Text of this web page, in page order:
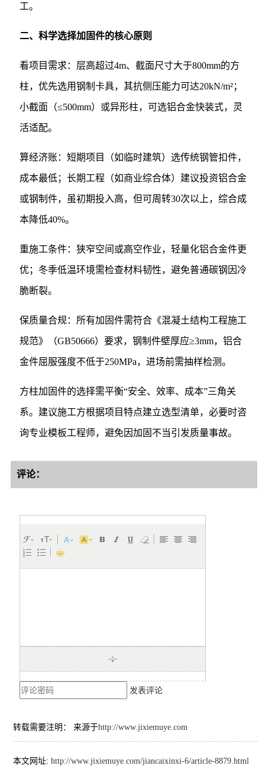
工。
二、科学选择加固件的核心原则
看项目需求：层高超过4m、截面尺寸大于800mm的方
柱，优先选用钢制卡具，其抗侧压能力可达20kN/m²；
小截面（≤500mm）或异形柱，可选铝合金快装式，灵
活适配。
算经济账：短期项目（如临时建筑）选传统钢管扣件，
成本最低；长期工程（如商业综合体）建议投资铝合金
或钢制件，虽初期投入高，但可周转30次以上，综合成
本降低40%。
重施工条件：狭窄空间或高空作业，轻量化铝合金件更
优；冬季低温环境需检查材料韧性，避免普通碳钢因冷
脆断裂。
保质量合规：所有加固件需符合《混凝土结构工程施工
规范》（GB50666）要求，钢制件壁厚应≥3mm，铝合
金件屈服强度不低于250MPa，进场前需抽样检测。
方柱加固件的选择需平衡“安全、效率、成本”三角关
系。建议施工方根据项目特点建立选型清单，必要时咨
询专业模板工程师，避免因加固不当引发质量事故。
评论：
发表评论
转载需要注明： 来源于http://www.jixiemuye.com
本文网址: http://www.jixiemuye.com/jiancaixinxi-6/article-8879.html